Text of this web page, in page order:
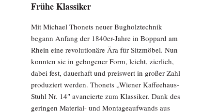
Frühe Klassiker
Mit Michael Thonets neuer Bugholztechnik
begann Anfang der 1840er-Jahre in Boppard am
Rhein eine revolutionäre Ära für Sitzmöbel. Nun
konnten sie in gebogener Form, leicht, zierlich,
dabei fest, dauerhaft und preiswert in großer Zahl
produziert werden. Thonets „Wiener Kaffeehaus-
Stuhl Nr. 14″ avancierte zum Klassiker. Dank des
geringen Material- und Montageaufwands aus